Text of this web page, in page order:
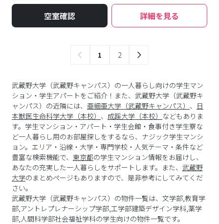
空室確認 詳細を見る
1 2
武蔵野大学（武蔵野キャンパス）の一人暮らし向けの学生マン
ション・学生アパートをご紹介！また、武蔵野大学（武蔵野キ
ャンパス）の近隣には、 亜細亜大学（武蔵野キャンパス） 、 日
本獣医生命科学大学（本校） 、 成蹊大学（本校） などもありま
す。学生マンション・アパート・学生会館・食事付き学生寮な
ど一人暮らし用のお部屋探しをするなら、ナジック学生マンシ
ョン。エリア・沿線・大学・専門学校・人気テーマ・条件など
豊富な検索機能で、 東京都の学生マンション情報をお届けし、
あなたの充実した一人暮らしをサポートします。また、 武蔵野
大学のまとめページもありますので、是非参考にしてみてくだ
さい。
武蔵野大学 （武蔵野キャンパス）の物件一覧は、 文学部,教育学
部,アントレプレナーシップ学部,工学部建築デザイン学科,薬学
部,人間科学部社会福祉学科の学生向けの物件一覧です。